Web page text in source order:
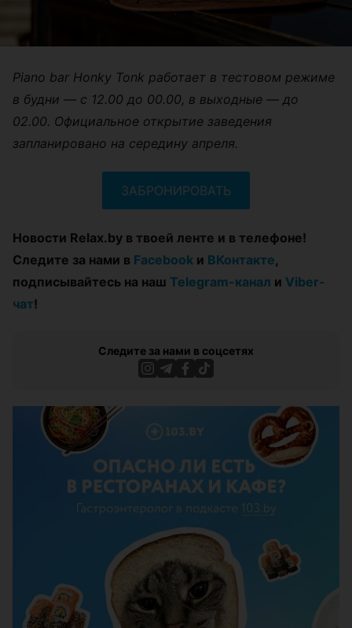
Piano bar Honky Tonk работает в тестовом режиме
в будни — с 12.00 до 00.00, в выходные — до
02.00. Официальное открытие заведения
запланировано на середину апреля.
ЗАБРОНИРОВАТЬ
Новости Relax.by в твоей ленте и в телефоне!
Следите за нами в Facebook и ВКонтакте,
подписывайтесь на наш Telegram-канал и Viber-
чат!
Следите за нами в соцсетях